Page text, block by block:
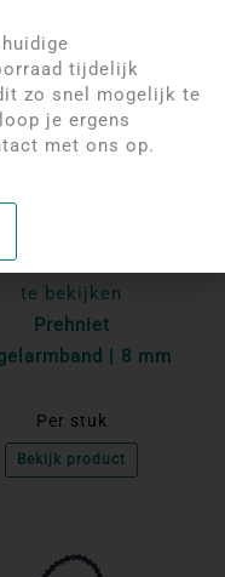
in om de prijzen
te bekijken
Prehniet
| 8 mm
Per stuk
Bekijk product
tijdelijk
zo snel mogelijk te
je ergens
met ons op.